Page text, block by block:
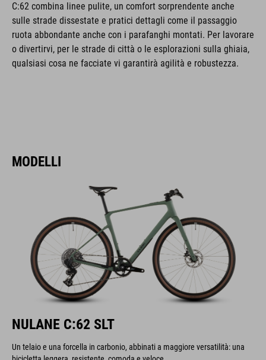
C:62 combina linee pulite, un comfort sorprendente anche
sulle strade dissestate e pratici dettagli come il passaggio
ruota abbondante anche con i parafanghi montati. Per lavorare
o divertirvi, per le strade di città o le esplorazioni sulla ghiaia,
qualsiasi cosa ne facciate vi garantirà agilità e robustezza.
MODELLI
NULANE C:62 SLT
Un telaio e una forcella in carbonio, abbinati a maggiore versatilità: una